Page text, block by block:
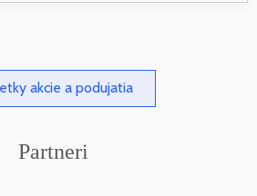
akcie a podujatia
Partneri